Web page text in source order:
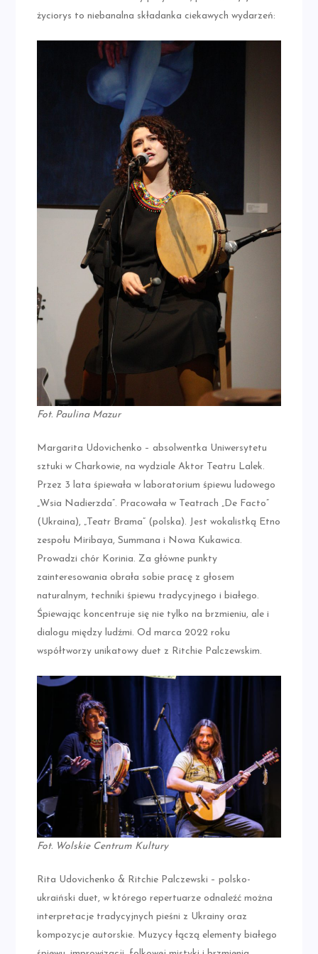
życiorys to niebanalna składanka ciekawych wydarzeń:
Fot. Paulina Mazur
Margarita Udovichenko – absolwentka Uniwersytetu
sztuki w Charkowie, na wydziale Aktor Teatru Lalek.
Przez 3 lata śpiewała w laboratorium śpiewu ludowego
„Wsia Nadierzda”. Pracowała w Teatrach „De Facto”
(Ukraina), „Teatr Brama” (polska). Jest wokalistką Etno
zespołu Miribaya, Summana i Nowa Kukawica.
Prowadzi chór Korinia. Za główne punkty
zainteresowania obrała sobie pracę z głosem
naturalnym, techniki śpiewu tradycyjnego i białego.
Śpiewając koncentruje się nie tylko na brzmieniu, ale i
dialogu między ludźmi. Od marca 2022 roku
współtworzy unikatowy duet z Ritchie Palczewskim.
Fot. Wolskie Centrum Kultury
Rita Udovichenko & Ritchie Palczewski – polsko-
ukraiński duet, w którego repertuarze odnaleźć można
interpretacje tradycyjnych pieśni z Ukrainy oraz
kompozycje autorskie. Muzycy łączą elementy białego